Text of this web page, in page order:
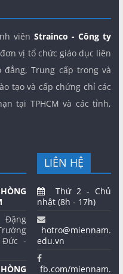
viênStrainco - Công ty
vị tổ chức giáo dục liên
Trung cấp trong và
tạo và cấp chứng chỉ các
tại TPHCM và các tỉnh,
-
LIÊN HỆ
Thứ 2 - Chủ
nhật (8h - 17h)
hotro@miennam.
edu.vn
fb.com/miennam.